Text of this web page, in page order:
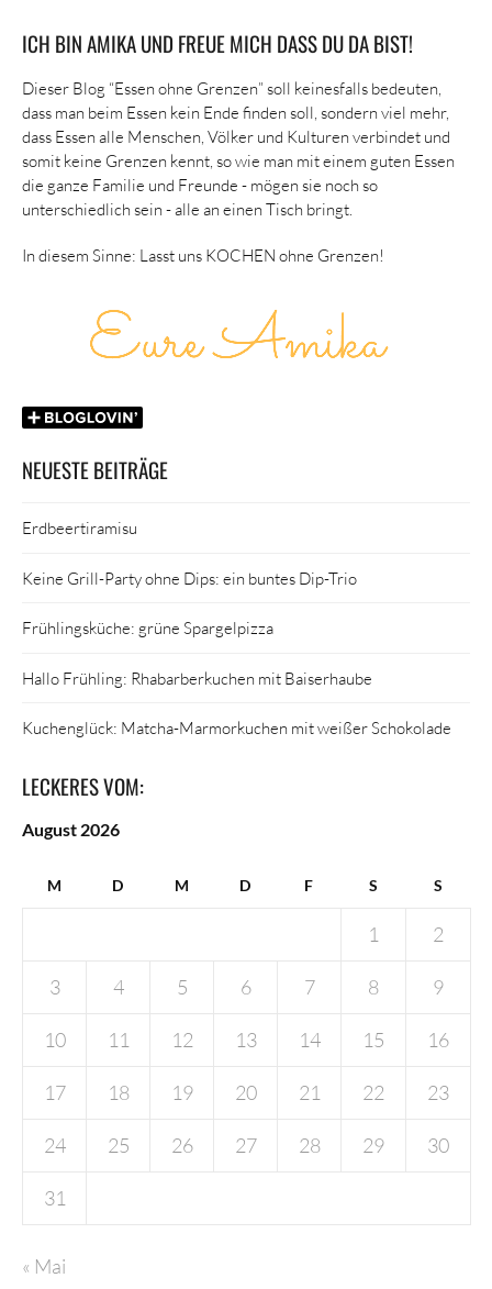
ICH BIN AMIKA UND FREUE MICH DASS DU DA BIST!
Dieser Blog “Essen ohne Grenzen” soll keinesfalls bedeuten,
dass man beim Essen kein Ende finden soll, sondern viel mehr,
dass Essen alle Menschen, Völker und Kulturen verbindet und
somit keine Grenzen kennt, so wie man mit einem guten Essen
die ganze Familie und Freunde - mögen sie noch so
unterschiedlich sein - alle an einen Tisch bringt.
In diesem Sinne: Lasst uns KOCHEN ohne Grenzen!
NEUESTE BEITRÄGE
Erdbeertiramisu
Keine Grill-Party ohne Dips: ein buntes Dip-Trio
Frühlingsküche: grüne Spargelpizza
Hallo Frühling: Rhabarberkuchen mit Baiserhaube
Kuchenglück: Matcha-Marmorkuchen mit weißer Schokolade
LECKERES VOM:
August 2026
M D M D F S S
1 2
3 4 5 6 7 8 9
10 11 12 13 14 15 16
17 18 19 20 21 22 23
24 25 26 27 28 29 30
31
« Mai